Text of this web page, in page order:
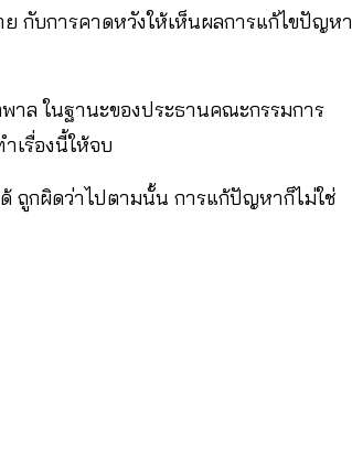
ย กับการคาดหวังให้เห็นผลการแก้ไขปัญหา
าล ในฐานะของประธานคณะกรรมการ
เรื่องนี้ให้จบ
ถูกผิดว่าไปตามนั้น การแก้ปัญหาก็ไม่ใช่